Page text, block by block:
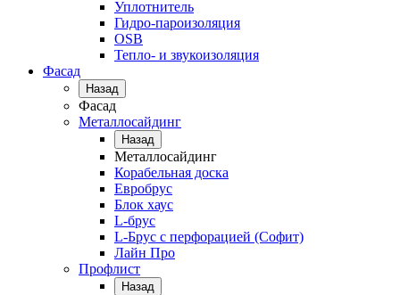
Уплотнитель
Гидро-пароизоляция
OSB
Тепло- и звукоизоляция
Фасад
Назад
Фасад
Металлосайдинг
Назад
Металлосайдинг
Корабельная доска
Евробрус
Блок хаус
L-брус
L-Брус с перфорацией (Софит)
Лайн Про
Профлист
Назад